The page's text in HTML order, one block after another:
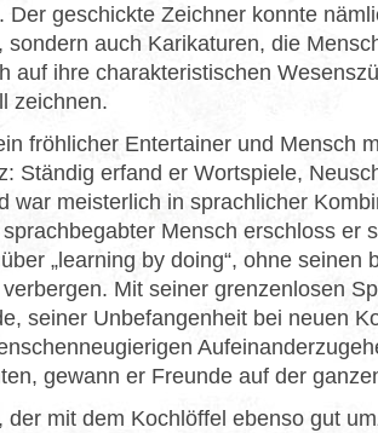
Der geschickte Zeichner konnte
sondern auch Karikaturen, die
auf ihre charakteristischen
zeichnen.
fröhlicher Entertainer und Mensch
Ständig erfand er Wortspiele,
war meisterlich in sprachlicher
Mensch erschloss er
„learning by doing“, ohne seinen
Mit seiner grenzenlosen
seiner Unbefangenheit bei neuen
gewann er Freunde auf der
der mit dem Kochlöffel ebenso gut